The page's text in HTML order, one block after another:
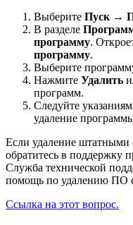
Выберите Пуск →
В разделе
программу.
программу.
Выберите
Нажмите Удалить
программ.
Следуйте
удаление
Если удаление штатными
обратитесь в поддержку
Служба технической
помощь по удалению ПО
Ссылка на этот вопрос.